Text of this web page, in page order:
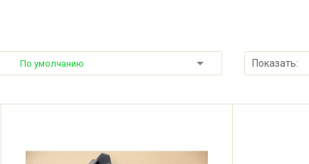
По умолчанию Показать: